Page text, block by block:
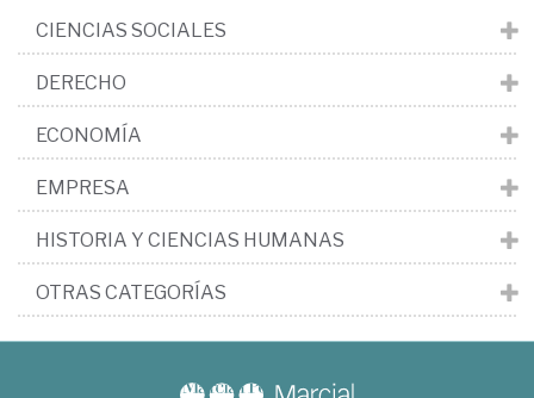
CIENCIAS SOCIALES
DERECHO
ECONOMÍA
EMPRESA
HISTORIA Y CIENCIAS HUMANAS
OTRAS CATEGORÍAS